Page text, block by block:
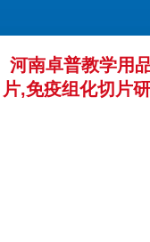
河南卓普教学用
片,免疫组化切片